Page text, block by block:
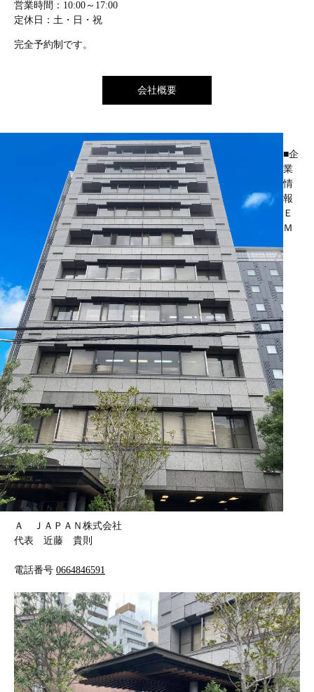
営業時間：10:00～17:00
定休日：土・日・祝
完全予約制です。
会社概要
■企
業
情
報
Ｅ
Ｍ
Ａ ＪＡＰＡＮ株式会社
代表 近藤 貴則
電話番号 0664846591